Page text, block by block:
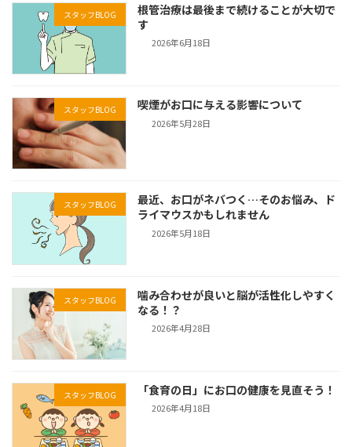
スタッフBLOG
根管治療は最後まで続けることが大切で
す
2026年6月18日
スタッフBLOG 喫煙がお口に与える影響について
2026年5月28日
スタッフBLOG
最近、お口がネバつく…そのお悩み、ド
ライマウスかもしれません
2026年5月18日
スタッフBLOG
噛み合わせが良いと脳が活性化しやすく
なる！？
2026年4月28日
スタッフBLOG 「食育の日」にお口の健康を見直そう！
2026年4月18日